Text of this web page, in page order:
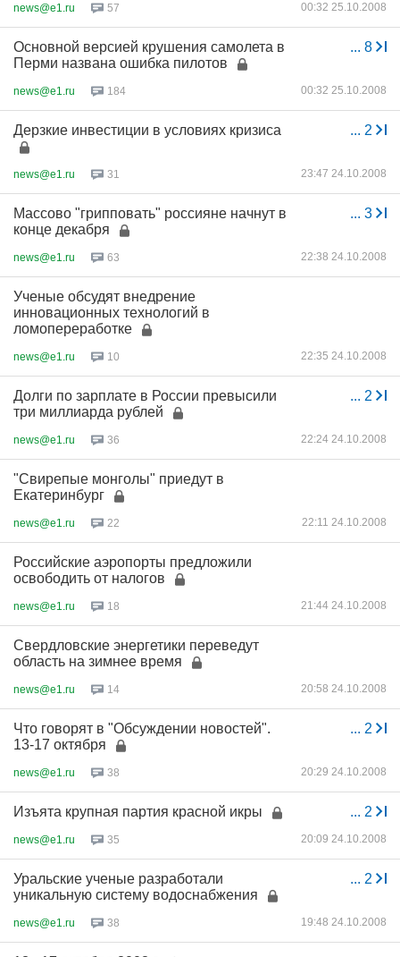
news@e1.ru 57 00:32 25.10.2008
... 8
Основной версией крушения самолета в
Перми названа ошибка пилотов
news@e1.ru 184 00:32 25.10.2008
... 2
Дерзкие инвестиции в условиях кризиса
news@e1.ru 31 23:47 24.10.2008
... 3
Массово "грипповать" россияне начнут в
конце декабря
news@e1.ru 63 22:38 24.10.2008
Ученые обсудят внедрение
инновационных технологий в
ломопереработке
news@e1.ru 10 22:35 24.10.2008
... 2
Долги по зарплате в России превысили
три миллиарда рублей
news@e1.ru 36 22:24 24.10.2008
"Свирепые монголы" приедут в
Екатеринбург
news@e1.ru 22 22:11 24.10.2008
Российские аэропорты предложили
освободить от налогов
news@e1.ru 18 21:44 24.10.2008
Свердловские энергетики переведут
область на зимнее время
news@e1.ru 14 20:58 24.10.2008
... 2
Что говорят в "Обсуждении новостей".
13-17 октября
news@e1.ru 38 20:29 24.10.2008
... 2
Изъята крупная партия красной икры
news@e1.ru 35 20:09 24.10.2008
... 2
Уральские ученые разработали
уникальную систему водоснабжения
news@e1.ru 38 19:48 24.10.2008